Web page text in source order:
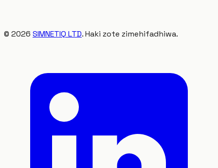
© 2026 SIMNETIQ LTD. Haki zote zimehifadhiwa.